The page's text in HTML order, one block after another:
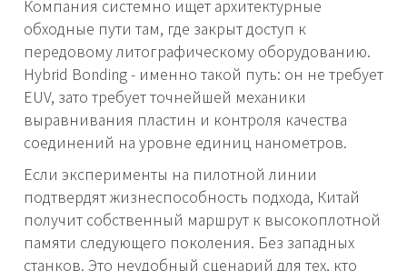
Компания системно ищет архитектурные
обходные пути там, где закрыт доступ к
передовому литографическому оборудованию.
Hybrid Bonding - именно такой путь: он не требует
EUV, зато требует точнейшей механики
выравнивания пластин и контроля качества
соединений на уровне единиц нанометров.
Если эксперименты на пилотной линии
подтвердят жизнеспособность подхода, Китай
получит собственный маршрут к высокоплотной
памяти следующего поколения. Без западных
станков. Это неудобный сценарий для тех, кто